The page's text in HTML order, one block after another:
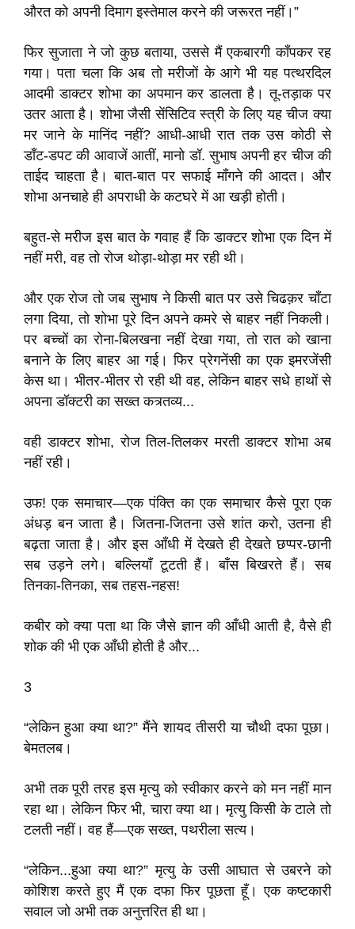
औरत को अपनी दिमाग इस्तेमाल करने की जरूरत नहीं।”
फिर सुजाता ने जो कुछ बताया, उससे मैं एकबारगी काँपकर रह
गया। पता चला कि अब तो मरीजों के आगे भी यह पत्थरदिल
आदमी डाक्टर शोभा का अपमान कर डालता है। तू-तड़ाक पर
उतर आता है। शोभा जैसी सेंसिटिव स्त्री के लिए यह चीज क्या
मर जाने के मानिंद नहीं? आधी-आधी रात तक उस कोठी से
डाँट-डपट की आवाजें आतीं, मानो डॉ. सुभाष अपनी हर चीज की
ताईद चाहता है। बात-बात पर सफाई माँगने की आदत। और
शोभा अनचाहे ही अपराधी के कटघरे में आ खड़ी होती।
बहुत-से मरीज इस बात के गवाह हैं कि डाक्टर शोभा एक दिन में
नहीं मरी, वह तो रोज थोड़ा-थोड़ा मर रही थी।
और एक रोज तो जब सुभाष ने किसी बात पर उसे चिढक़र चाँटा
लगा दिया, तो शोभा पूरे दिन अपने कमरे से बाहर नहीं निकली।
पर बच्चों का रोना-बिलखना नहीं देखा गया, तो रात को खाना
बनाने के लिए बाहर आ गई। फिर प्रेगनेंसी का एक इमरजेंसी
केस था। भीतर-भीतर रो रही थी वह, लेकिन बाहर सधे हाथों से
अपना डॉक्टरी का सख्त कत्र्तव्य...
वही डाक्टर शोभा, रोज तिल-तिलकर मरती डाक्टर शोभा अब
नहीं रही।
उफ! एक समाचार—एक पंक्ति का एक समाचार कैसे पूरा एक
अंधड़ बन जाता है। जितना-जितना उसे शांत करो, उतना ही
बढ़ता जाता है। और इस आँधी में देखते ही देखते छप्पर-छानी
सब उड़ने लगे। बल्लियाँ टूटती हैं। बाँस बिखरते हैं। सब
तिनका-तिनका, सब तहस-नहस!
कबीर को क्या पता था कि जैसे ज्ञान की आँधी आती है, वैसे ही
शोक की भी एक आँधी होती है और...
3
“लेकिन हुआ क्या था?” मैंने शायद तीसरी या चौथी दफा पूछा।
बेमतलब।
अभी तक पूरी तरह इस मृत्यु को स्वीकार करने को मन नहीं मान
रहा था। लेकिन फिर भी, चारा क्या था। मृत्यु किसी के टाले तो
टलती नहीं। वह हैं—एक सख्त, पथरीला सत्य।
“लेकिन...हुआ क्या था?” मृत्यु के उसी आघात से उबरने को
कोशिश करते हुए मैं एक दफा फिर पूछता हूँ। एक कष्टकारी
सवाल जो अभी तक अनुत्तरित ही था।